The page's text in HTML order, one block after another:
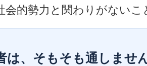
会的勢力と関わりがないこ
は、そもそも通しませ